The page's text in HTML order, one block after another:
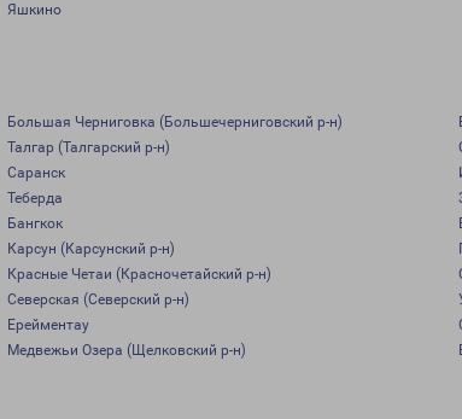
Яшкино
Большая Черниговка (Большечерниговский р-н)
Талгар (Талгарский р-н)
Саранск
Теберда
Бангкок
Карсун (Карсунский р-н)
Красные Четаи (Красночетайский р-н)
Северская (Северский р-н)
Ерейментау
Медвежьи Озера (Щелковский р-н)